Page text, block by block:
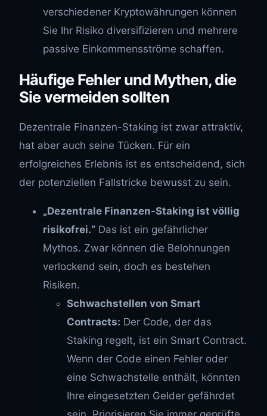
verschiedener Kryptowährungen können
Sie Ihr Risiko diversifizieren und mehrere
passive Einkommensströme schaffen.
Häufige Fehler und Mythen, die
Sie vermeiden sollten
Dezentrale Finanzen-Staking ist zwar attraktiv,
hat aber auch seine Tücken. Für ein
erfolgreiches Erlebnis ist es entscheidend, sich
der potenziellen Fallstricke bewusst zu sein.
„Dezentrale Finanzen-Staking ist völlig
risikofrei.“ Das ist ein gefährlicher
Mythos. Zwar können die Belohnungen
verlockend sein, doch es bestehen
Risiken.
Schwachstellen von Smart
Contracts: Der Code, der das
Staking regelt, ist ein Smart Contract.
Wenn der Code einen Fehler oder
eine Schwachstelle enthält, könnten
Ihre eingesetzten Gelder gefährdet